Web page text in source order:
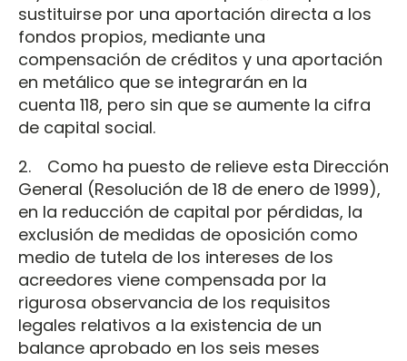
sustituirse por una aportación directa a los
fondos propios, mediante una
compensación de créditos y una aportación
en metálico que se integrarán en la
cuenta 118, pero sin que se aumente la cifra
de capital social.
2. Como ha puesto de relieve esta Dirección
General (Resolución de 18 de enero de 1999),
en la reducción de capital por pérdidas, la
exclusión de medidas de oposición como
medio de tutela de los intereses de los
acreedores viene compensada por la
rigurosa observancia de los requisitos
legales relativos a la existencia de un
balance aprobado en los seis meses